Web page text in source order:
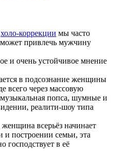
холо-коррекции мы часто
привлечь мужчину
и очень устойчивое мнение
в подсознание женщины
всего через массовую
попса, шумные и
реалити-шоу типа
всерьёз начинает
и построении семьи, эта
господствует в её